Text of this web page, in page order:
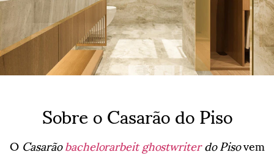
Sobre o Casarão do Piso
OCasarãobachelorarbeit ghostwriterdo Pisovem